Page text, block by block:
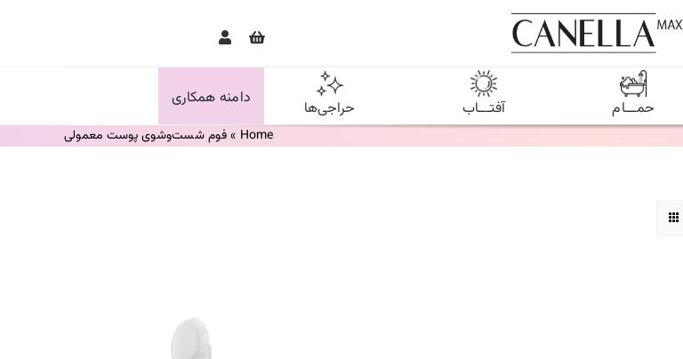
حمـــام آفتـــاب حراجی‌ها دامنه همکاری
Home
»فوم شست‌وشوی پوست معمولی